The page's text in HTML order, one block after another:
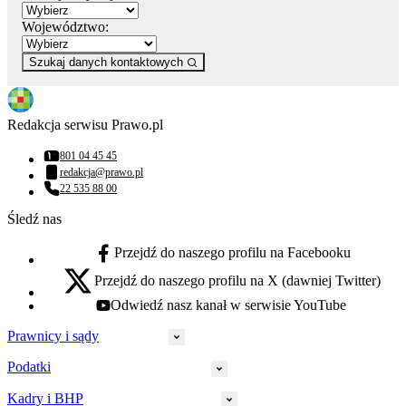
Województwo:
Szukaj danych kontaktowych
Redakcja serwisu Prawo.pl
Numer telefonu:
801 04 45 45
Adres email:
redakcja@prawo.pl
Numer telefonu:
22 535 88 00
Śledź nas
facebook - otwiera się w nowej karcie
Przejdź do naszego profilu na Facebooku
x - otwiera się w nowej karcie
Przejdź do naszego profilu na X (dawniej Twitter)
youtube - otwiera się w nowej karcie
Odwiedź nasz kanał w serwisie YouTube
Prawnicy i sądy
Prawnicy
Podatki
Kadry i BHP